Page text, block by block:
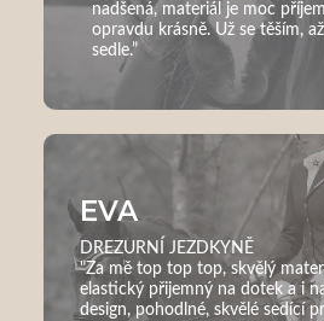
nadšená, materiál je moc
opravdu krásně. Už se těším,
sedle.”
EVA
DREZURNÍ JEZDKYNĚ
"Za mě top top top, skvělý
elastický přijemný na dotek a i
design, pohodlné, skvělé sedící